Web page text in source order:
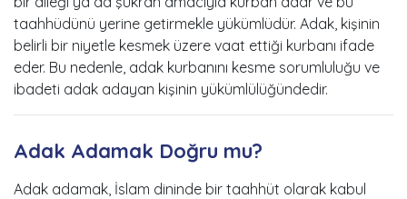
taahhüdünü yerine getirmekle yükümlüdür. Adak, kişinin
belirli bir niyetle kesmek üzere vaat ettiği kurbanı ifade
eder. Bu nedenle, adak kurbanını kesme sorumluluğu ve
ibadeti adak adayan kişinin yükümlülüğündedir.
Adak Adamak Doğru mu?
Adak adamak, İslam dininde bir taahhüt olarak kabul